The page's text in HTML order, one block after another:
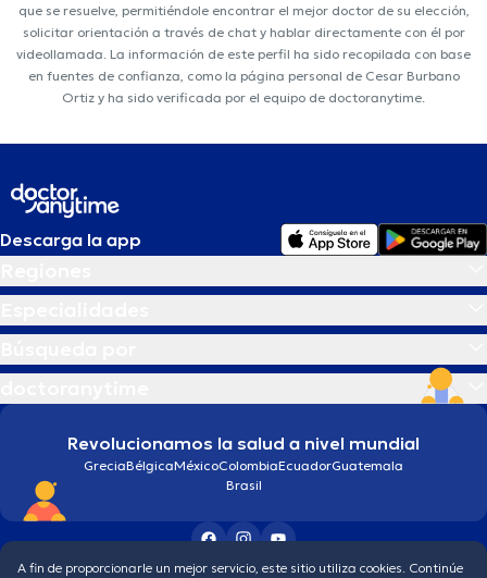
que se resuelve, permitiéndole encontrar el mejor doctor de su elección,
solicitar orientación a través de chat y hablar directamente con él por
videollamada. La información de este perfil ha sido recopilada con base
en fuentes de confianza, como la página personal de Cesar Burbano
Ortiz y ha sido verificada por el equipo de doctoranytime.
Descarga la app
Revolucionamos la salud a nivel mundial
GreciaBélgicaMéxicoColombiaEcuadorGuatemala
Brasil
A fin de proporcionarle un mejor servicio, este sitio utiliza cookies. Continúe